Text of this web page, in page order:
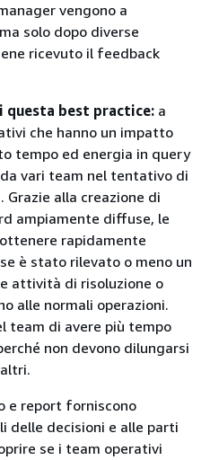
vengono a
solo dopo diverse
ricevuto il feedback
questa best practice: a
che hanno un impatto
tempo ed energia in query
vari team nel tentativo di
Grazie alla creazione di
ampiamente diffuse, le
rapidamente
è stato rilevato o meno un
attività di risoluzione o
alle normali operazioni.
team di avere più tempo
non devono dilungarsi
e report forniscono
delle decisioni e alle parti
se i team operativi